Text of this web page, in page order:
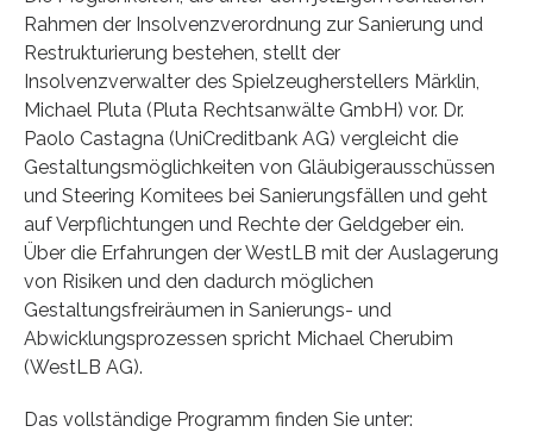
Rahmen der Insolvenzverordnung zur Sanierung und
Restrukturierung bestehen, stellt der
Insolvenzverwalter des Spielzeugherstellers Märklin,
Michael Pluta (Pluta Rechtsanwälte GmbH) vor. Dr.
Paolo Castagna (UniCreditbank AG) vergleicht die
Gestaltungsmöglichkeiten von Gläubigerausschüssen
und Steering Komitees bei Sanierungsfällen und geht
auf Verpflichtungen und Rechte der Geldgeber ein.
Über die Erfahrungen der WestLB mit der Auslagerung
von Risiken und den dadurch möglichen
Gestaltungsfreiräumen in Sanierungs- und
Abwicklungsprozessen spricht Michael Cherubim
(WestLB AG).
Das vollständige Programm finden Sie unter: